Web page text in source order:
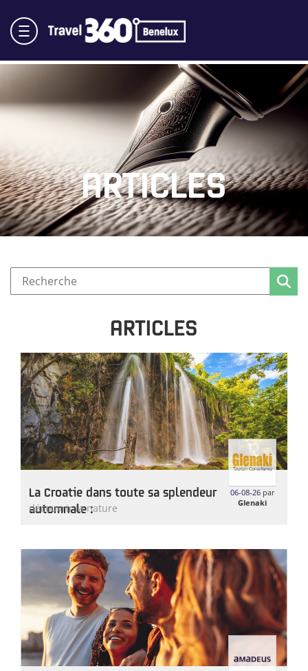
ARTICLES
ARTICLES
La Croatie dans toute sa splendeur
automnale :
découvrir la nature
06-08-26 par
Glenaki